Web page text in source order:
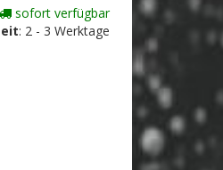
sofort verfügbar
: 2 - 3 Werktage